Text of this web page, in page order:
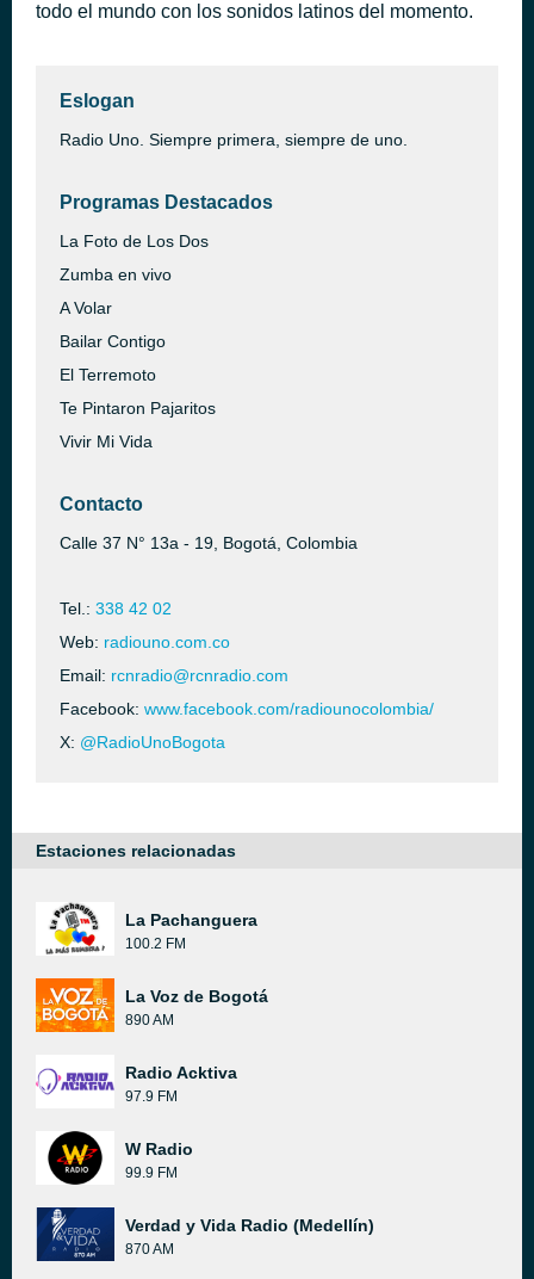
todo el mundo con los sonidos latinos del momento.
Eslogan
Radio Uno. Siempre primera, siempre de uno.
Programas Destacados
La Foto de Los Dos
Zumba en vivo
A Volar
Bailar Contigo
El Terremoto
Te Pintaron Pajaritos
Vivir Mi Vida
Contacto
Calle 37 N° 13a - 19, Bogotá, Colombia
Tel.: 338 42 02
Web: radiouno.com.co
Email: rcnradio@rcnradio.com
Facebook: www.facebook.com/radiounocolombia/
X: @RadioUnoBogota
Estaciones relacionadas
La Pachanguera
100.2 FM
La Voz de Bogotá
890 AM
Radio Acktiva
97.9 FM
W Radio
99.9 FM
Verdad y Vida Radio (Medellín)
870 AM